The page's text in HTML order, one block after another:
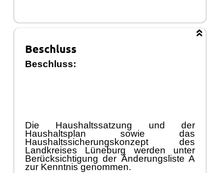
Beschluss
Beschluss:
Die Haushaltssatzung und der
Haushaltsplan sowie das
Haushaltssicherungskonzept des
Landkreises Lüneburg werden unter
Berücksichtigung der Änderungsliste A
zur Kenntnis genommen.